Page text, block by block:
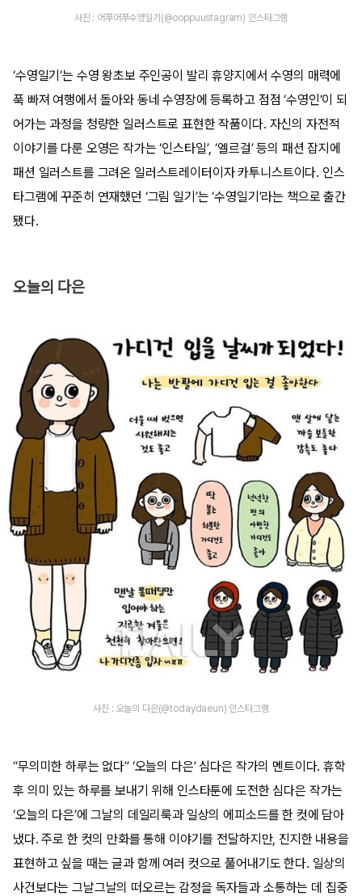
사진 : 어푸어푸수영일기(@ooppuustagram) 인스타그램
‘수영일기’는 수영 왕초보 주인공이 발리 휴양지에서 수영의 매력에
푹 빠져 여행에서 돌아와 동네 수영장에 등록하고 점점 ‘수영인’이 되
어가는 과정을 청량한 일러스트로 표현한 작품이다. 자신의 자전적
이야기를 다룬 오영은 작가는 ‘인스타일’, ‘엘르걸’ 등의 패션 잡지에
패션 일러스트를 그려온 일러스트레이터이자 카투니스트이다. 인스
타그램에 꾸준히 연재했던 ‘그림 일기’는 ‘수영일기’라는 책으로 출간
됐다.
오늘의 다은
사진 : 오늘의 다은(@todaydaeun) 인스타그램
“무의미한 하루는 없다” ‘오늘의 다은’ 심다은 작가의 멘트이다. 휴학
후 의미 있는 하루를 보내기 위해 인스타툰에 도전한 심다은 작가는
‘오늘의 다은’에 그날의 데일리룩과 일상의 에피소드를 한 컷에 담아
냈다. 주로 한 컷의 만화를 통해 이야기를 전달하지만, 진지한 내용을
표현하고 싶을 때는 글과 함께 여러 컷으로 풀어내기도 한다. 일상의
사건보다는 그날그날의 떠오르는 감정을 독자들과 소통하는 데 집중